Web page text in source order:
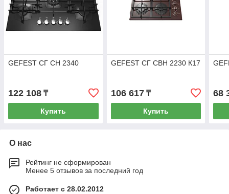
GEFEST СГ СН 2340
122 108 ₸
Купить
GEFEST СГ СВН 2230 К17
106 617₸
Купить
68
О нас
Рейтинг не сформирован
Менее 5 отзывов за последний год
Работает с 28.02.2012